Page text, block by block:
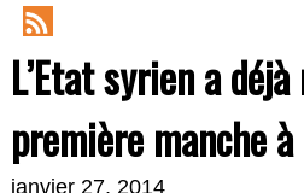
RSS
Feed
L’Etat syrien a
première manche
janvier 27, 2014